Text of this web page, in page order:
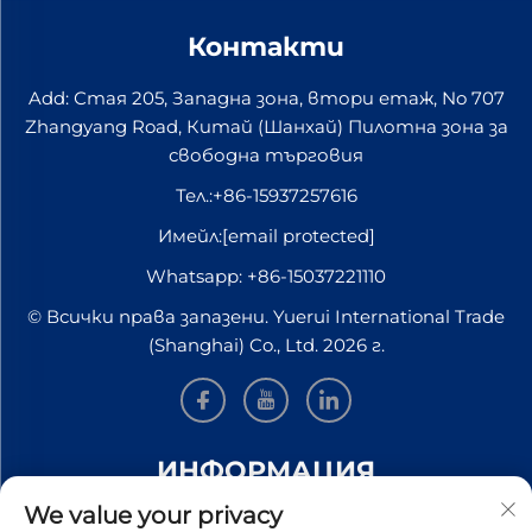
през третото
тримесечие на тази
година. За да се ускори
процесът на
сертифициране...
Контакти
Add: Стая 205, Западна зона, втори етаж, No 707
Zhangyang Road, Китай (Шанхай) Пилотна зона за
свободна търговия
Тел.:+86-15937257616
Имейл:[email protected]
Whatsapp: +86-15037221110
© Всички права запазени. Yuerui International Trade
(Shanghai) Co., Ltd. 2026 г.
ИНФОРМАЦИЯ
Запишете се, за да получавате нашия седмичен
We value your privacy